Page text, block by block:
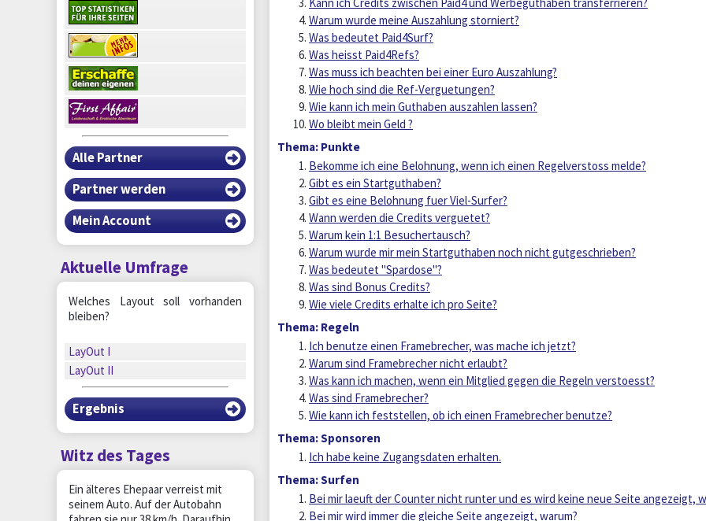
Alle Partner
Partner werden
Mein Account
Aktuelle Umfrage
Welches Layout soll vorhanden
bleiben?
LayOut I
LayOut II
Ergebnis
Witz des Tages
Ein älteres Ehepaar verreist mit
seinem Auto. Auf der Autobahn
Warum wurde meine Auszahlung storniert?
Was bedeutet Paid4Surf?
Was heisst Paid4Refs?
Was muss ich beachten bei einer Euro Auszahlung?
Wie hoch sind die Ref-Verguetungen?
Wie kann ich mein Guthaben auszahlen lassen?
Wo bleibt mein Geld ?
Thema: Punkte
Bekomme ich eine Belohnung, wenn ich einen Regelverstoss melde?
Gibt es ein Startguthaben?
Gibt es eine Belohnung fuer Viel-Surfer?
Wann werden die Credits verguetet?
Warum kein 1:1 Besuchertausch?
Warum wurde mir mein Startguthaben noch nicht gutgeschrieben?
Was bedeutet "Spardose"?
Was sind Bonus Credits?
Wie viele Credits erhalte ich pro Seite?
Thema: Regeln
Ich benutze einen Framebrecher, was mache ich jetzt?
Warum sind Framebrecher nicht erlaubt?
Was kann ich machen, wenn ein Mitglied gegen die Regeln verstoesst?
Was sind Framebrecher?
Wie kann ich feststellen, ob ich einen Framebrecher benutze?
Thema: Sponsoren
Ich habe keine Zugangsdaten erhalten.
Thema: Surfen
Bei mir laeuft der Counter nicht runter und es wird keine neue Seite angezeigt,
Bei mir wird immer die gleiche Seite angezeigt, warum?